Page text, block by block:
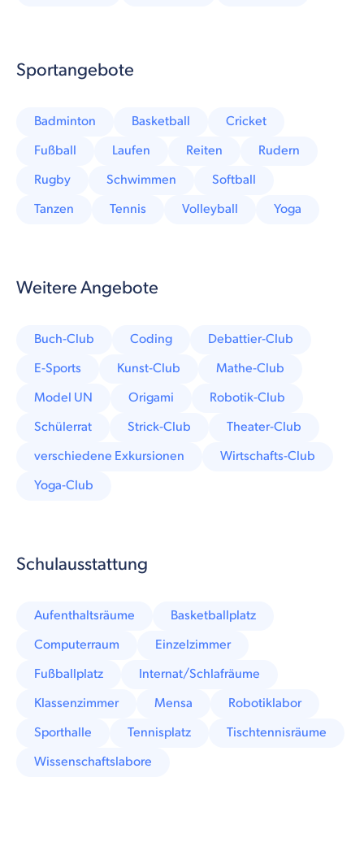
Sportangebote
Badminton Basketball
Cricket
Fußball
Laufen Reiten
Rudern
Rugby
Schwimmen
Softball
Tanzen
Tennis Volleyball Yoga
Weitere Angebote
Buch-Club Coding
Debattier-Club
E-Sports
Kunst-Club
Mathe-Club
Model UN
Origami
Robotik-Club
Schülerrat
Strick-Club
Theater-Club
verschiedene Exkursionen
Wirtschafts-Club
Yoga-Club
Schulausstattung
Aufenthaltsräume
Basketballplatz
Computerraum
Einzelzimmer
Fußballplatz
Internat/Schlafräume
Klassenzimmer
Mensa
Robotiklabor
Sporthalle
Tennisplatz
Tischtennisräume
Wissenschaftslabore